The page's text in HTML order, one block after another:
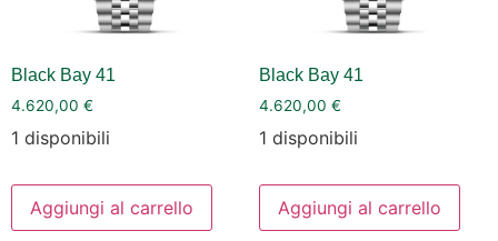
Black Bay 41
4.620,00 €
1 disponibili
Aggiungi al carrello
Black Bay 41
4.620,00 €
1 disponibili
Aggiungi al carrello